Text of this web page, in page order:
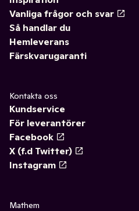
Vanliga frågor och svar
Så handlar du
Hemleverans
Färskvarugaranti
Kontakta oss
Kundservice
För leverantörer
Facebook
X (f.d Twitter)
Instagram
Mathem